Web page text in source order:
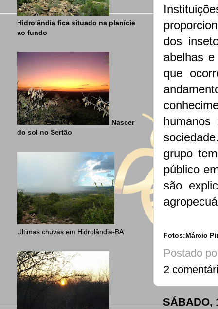
dos
abelhas
que
grupo
público
são
Fotos:Márcio
Postado
2
SÁBADO,
Hidrolândia fica situado na planície
ao fundo
Nascer
do sol no Sertão
Ultimas chuvas em Hidrolândia-BA